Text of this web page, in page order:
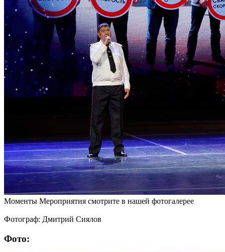
Моменты Мероприятия смотрите в нашей фотогалерее
Фотограф: Дмитрий Сиялов
Фото: